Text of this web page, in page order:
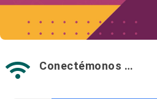
 Conectémonos …